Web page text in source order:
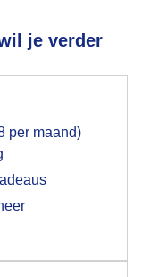
je verder
per maand)
voor het
hebt gegeven,
waarin